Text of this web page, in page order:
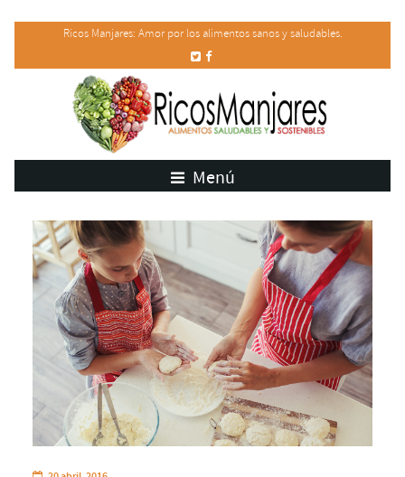
Ricos Manjares: Amor por los alimentos sanos y saludables.
Menú